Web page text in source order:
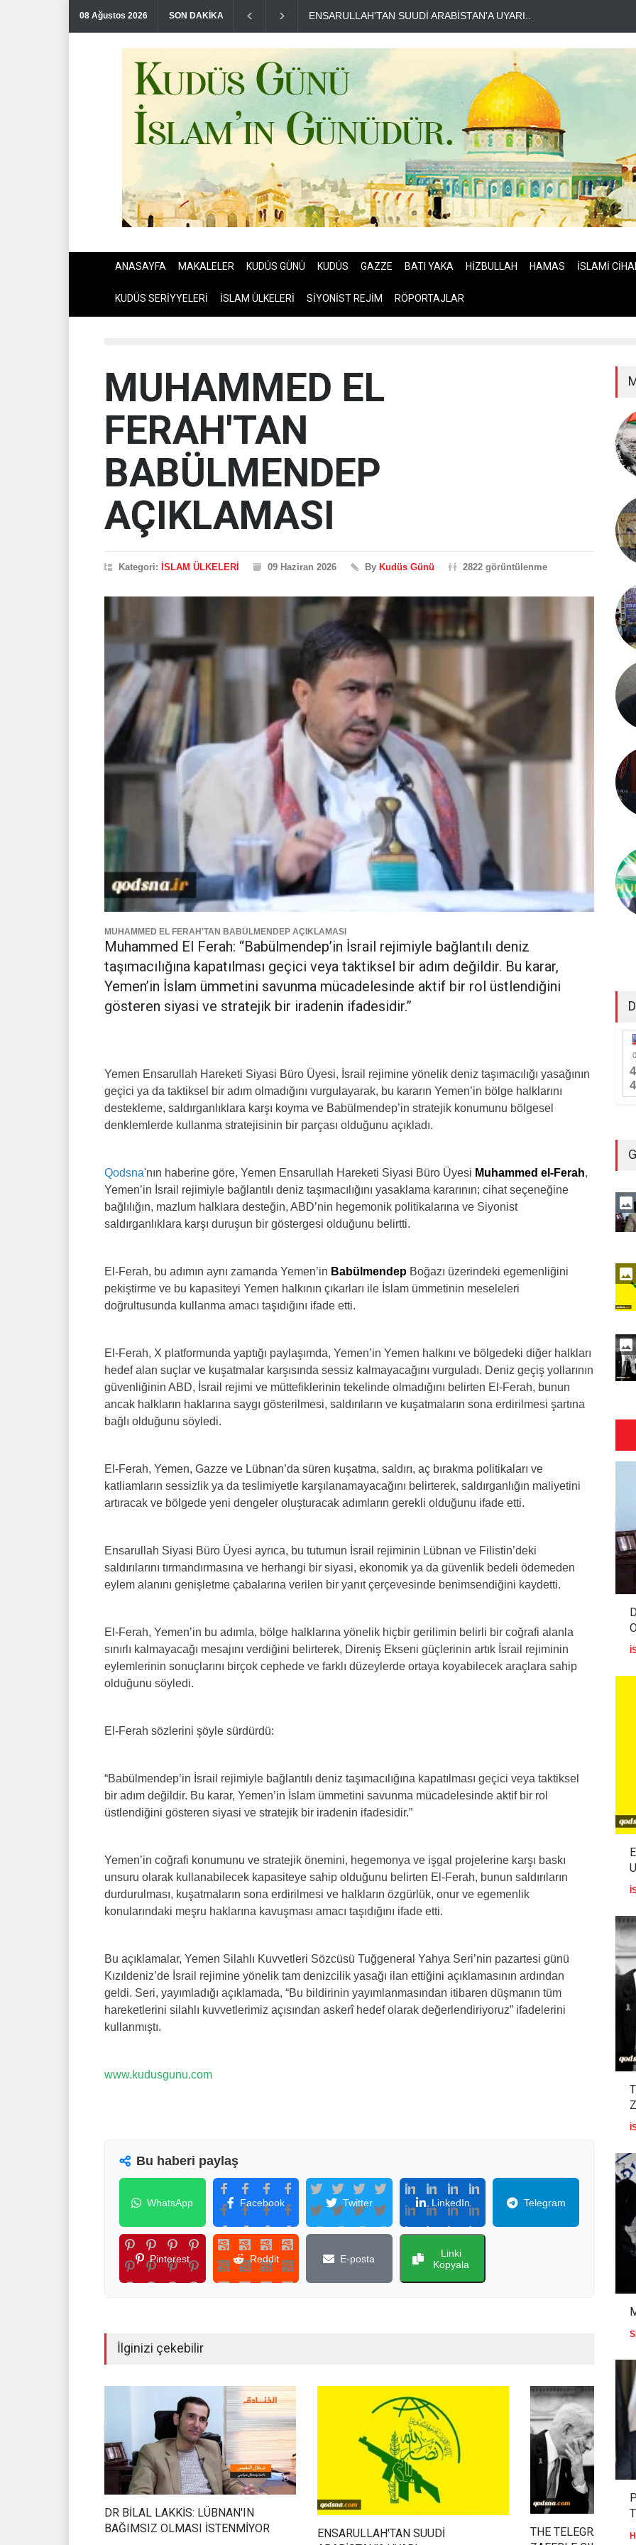
08 Ağustos 2026 SON DAKİKA THE TELEGRAPH: İRAN SAVAŞTAN ZAFERLE ÇIKTI..
ANASAYFA MAKALELER KUDÜS GÜNÜ KUDÜS GAZZE BATI YAKA HİZBULLAH HAMAS İSLAMİ
KUDÜS SERİYYELERİ İSLAM ÜLKELERİ SİYONİST REJİM RÖPORTAJLAR
MUHAMMED EL
FERAH'TAN
BABÜLMENDEP
AÇIKLAMASI
Kategori: İSLAM ÜLKELERİ 09 Haziran 2026 By Kudüs Günü 2822 görüntülenme
MUHAMMED EL FERAH'TAN BABÜLMENDEP AÇIKLAMASI
Muhammed El Ferah: “Babülmendep’in İsrail rejimiyle bağlantılı deniz
taşımacılığına kapatılması geçici veya taktiksel bir adım değildir. Bu karar,
Yemen’in İslam ümmetini savunma mücadelesinde aktif bir rol üstlendiğini
gösteren siyasi ve stratejik bir iradenin ifadesidir.”
Yemen Ensarullah Hareketi Siyasi Büro Üyesi, İsrail rejimine yönelik deniz taşımacılığı yasağının
geçici ya da taktiksel bir adım olmadığını vurgulayarak, bu kararın Yemen’in bölge halklarını
destekleme, saldırganlıklara karşı koyma ve Babülmendep’in stratejik konumunu bölgesel
denklemlerde kullanma stratejisinin bir parçası olduğunu açıkladı.
Qodsna'nın haberine göre, Yemen Ensarullah Hareketi Siyasi Büro Üyesi Muhammed el-Ferah,
Yemen’in İsrail rejimiyle bağlantılı deniz taşımacılığını yasaklama kararının; cihat seçeneğine
bağlılığın, mazlum halklara desteğin, ABD’nin hegemonik politikalarına ve Siyonist
saldırganlıklara karşı duruşun bir göstergesi olduğunu belirtti.
El-Ferah, bu adımın aynı zamanda Yemen’in Babülmendep Boğazı üzerindeki egemenliğini
pekiştirme ve bu kapasiteyi Yemen halkının çıkarları ile İslam ümmetinin meseleleri
doğrultusunda kullanma amacı taşıdığını ifade etti.
El-Ferah, X platformunda yaptığı paylaşımda, Yemen’in Yemen halkını ve bölgedeki diğer halkları
hedef alan suçlar ve kuşatmalar karşısında sessiz kalmayacağını vurguladı. Deniz geçiş yollarının
güvenliğinin ABD, İsrail rejimi ve müttefiklerinin tekelinde olmadığını belirten El-Ferah, bunun
ancak halkların haklarına saygı gösterilmesi, saldırıların ve kuşatmaların sona erdirilmesi şartına
bağlı olduğunu söyledi.
El-Ferah, Yemen, Gazze ve Lübnan’da süren kuşatma, saldırı, aç bırakma politikaları ve
katliamların sessizlik ya da teslimiyetle karşılanamayacağını belirterek, saldırganlığın maliyetini
artıracak ve bölgede yeni dengeler oluşturacak adımların gerekli olduğunu ifade etti.
Ensarullah Siyasi Büro Üyesi ayrıca, bu tutumun İsrail rejiminin Lübnan ve Filistin’deki
saldırılarını tırmandırmasına ve herhangi bir siyasi, ekonomik ya da güvenlik bedeli ödemeden
eylem alanını genişletme çabalarına verilen bir yanıt çerçevesinde benimsendiğini kaydetti.
El-Ferah, Yemen’in bu adımla, bölge halklarına yönelik hiçbir gerilimin belirli bir coğrafi alanla
sınırlı kalmayacağı mesajını verdiğini belirterek, Direniş Ekseni güçlerinin artık İsrail rejiminin
eylemlerinin sonuçlarını birçok cephede ve farklı düzeylerde ortaya koyabilecek araçlara sahip
olduğunu söyledi.
El-Ferah sözlerini şöyle sürdürdü:
“Babülmendep’in İsrail rejimiyle bağlantılı deniz taşımacılığına kapatılması geçici veya taktiksel
bir adım değildir. Bu karar, Yemen’in İslam ümmetini savunma mücadelesinde aktif bir rol
üstlendiğini gösteren siyasi ve stratejik bir iradenin ifadesidir.”
Yemen’in coğrafi konumunu ve stratejik önemini, hegemonya ve işgal projelerine karşı baskı
unsuru olarak kullanabilecek kapasiteye sahip olduğunu belirten El-Ferah, bunun saldırıların
durdurulması, kuşatmaların sona erdirilmesi ve halkların özgürlük, onur ve egemenlik
konularındaki meşru haklarına kavuşması amacı taşıdığını ifade etti.
Bu açıklamalar, Yemen Silahlı Kuvvetleri Sözcüsü Tuğgeneral Yahya Seri’nin pazartesi günü
Kızıldeniz’de İsrail rejimine yönelik tam denizcilik yasağı ilan ettiğini açıklamasının ardından
geldi. Seri, yayımladığı açıklamada, “Bu bildirinin yayımlanmasından itibaren düşmanın tüm
hareketlerini silahlı kuvvetlerimiz açısından askerî hedef olarak değerlendiriyoruz” ifadelerini
kullanmıştı.
www.kudusgunu.com
Bu haberi paylaş
WhatsApp Facebook Twitter LinkedIn Telegram
Pinterest Reddit E-posta
Linki
Kopyala
İlginizi çekebilir
DR BİLAL LAKKİS: LÜBNAN'IN
BAĞIMSIZ OLMASI İSTENMİYOR
ENSARULLAH'TAN SUUDİ
THE TELEGRAPH: